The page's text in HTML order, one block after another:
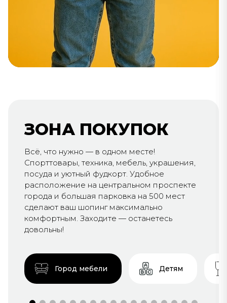
ЗОНА ПОКУПОК
Всё, что нужно — в одном месте!
Спорттовары, техника, мебель, украшения,
посуда и уютный фудкорт. Удобное
расположение на центральном проспекте
города и большая парковка на 500 мест
сделают ваш шопинг максимально
комфортным. Заходите — останетесь
довольны!
Город мебели Детям